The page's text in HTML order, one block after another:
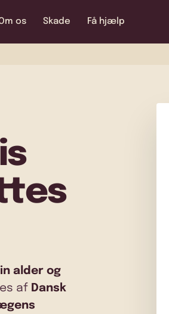
os Skade Få hjælp
alder og
af Dansk